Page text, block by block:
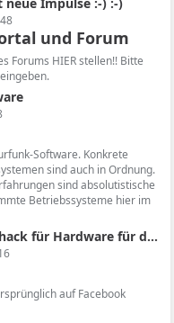
und Forum
Forums HIER stellen!! Bitte
Software. Konkrete
sind auch in Ordnung.
sind absolutistische
Betriebssysteme hier im
Hardware für die Software?
auf Facebook